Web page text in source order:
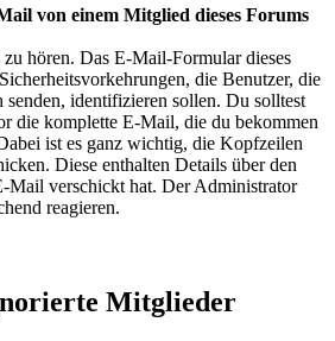
von einem Mitglied dieses Forums
zu hören. Das E-Mail-Formular dieses
die Benutzer, die
senden, identifizieren sollen. Du solltest
die komplette E-Mail, die du bekommen
ist es ganz wichtig, die Kopfzeilen
Diese enthalten Details über den
Mail verschickt hat. Der Administrator
reagieren.
Mitglieder